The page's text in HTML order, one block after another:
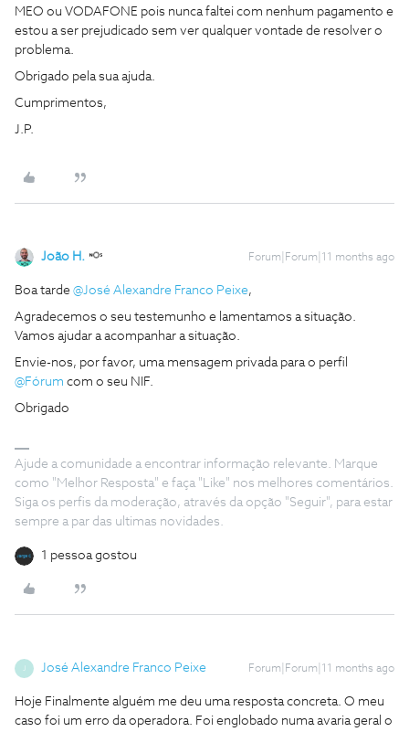
MEO ou VODAFONE pois nunca faltei com nenhum pagamento e
estou a ser prejudicado sem ver qualquer vontade de resolver o
problema.
Obrigado pela sua ajuda.
Cumprimentos,
J.P.
João H. Forum|Forum|11 months ago
Boa tarde ​ @José Alexandre Franco Peixe,
Agradecemos o seu testemunho e lamentamos a situação.
Vamos ajudar a acompanhar a situação.
Envie-nos, por favor, uma mensagem privada para o perfil ​
@Fórum com o seu NIF.
Obrigado
Ajude a comunidade a encontrar informação relevante. Marque
como "Melhor Resposta" e faça "Like" nos melhores comentários.
Siga os perfis da moderação, através da opção "Seguir", para estar
sempre a par das ultimas novidades.
1 pessoa gostou
José Alexandre Franco Peixe Forum|Forum|11 months ago
Hoje Finalmente alguém me deu uma resposta concreta. O meu
caso foi um erro da operadora. Foi englobado numa avaria geral o